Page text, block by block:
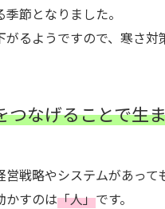
節となりました。
がるようですので、寒さ対
つなげることで生
戦略やシステムがあって
かすのは「人」です。